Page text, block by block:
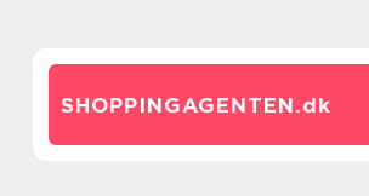
SHOPPINGAGENTEN.dk